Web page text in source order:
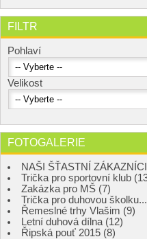
FILTR
Pohlaví
Velikost
FOTOGALERIE
NAŠI ŠŤASTNÍ
Trička pro sportovní klub
Zakázka pro MŠ (7)
Trička pro duhovou
Řemeslné trhy Vlašim (9)
Letní duhová dílna (12)
Řipská pouť 2015 (8)